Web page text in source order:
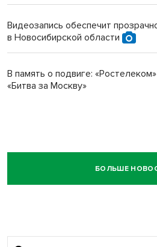
Видеозапись обеспечит
в Новосибирской области
В память о подвиге:
«Битва за Москву»
БОЛЬШЕ